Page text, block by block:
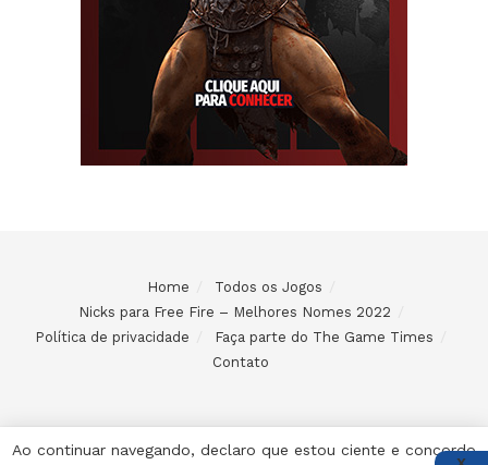
Home
Todos os Jogos
Nicks para Free Fire – Melhores Nomes 2022
Política de privacidade
Faça parte do The Game Times
Contato
Ao continuar navegando, declaro que estou ciente e concordo